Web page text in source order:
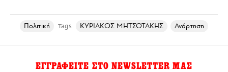
Πολιτική Tags ΚΥΡΙΑΚΟΣ ΜΗΤΣΟΤΑΚΗΣ Ανάρτηση
ΕΓΓΡΑΦΕΙΤΕ ΣΤΟ NEWSLETTER ΜΑΣ